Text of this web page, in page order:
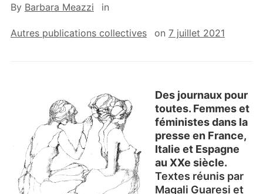
By Barbara Meazzi in
Autres publications collectives on 7 juillet 2021
Des journaux pour
toutes. Femmes et
féministes dans la
presse en France,
Italie et Espagne
au XXe siècle.
Textes réunis par
Magali Guaresi et